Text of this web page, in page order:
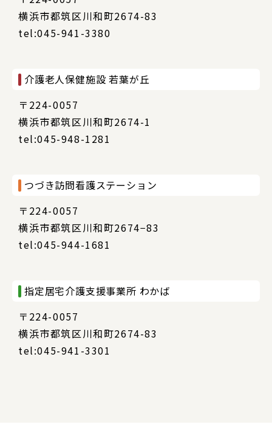
横浜市都筑区川和町2674-83
tel:045-941-3380
介護老人保健施設 若葉が丘
〒224-0057
横浜市都筑区川和町2674-1
tel:045-948-1281
つづき訪問看護ステーション
〒224-0057
横浜市都筑区川和町2674−83
tel:045-944-1681
指定居宅介護支援事業所 わかば
〒224-0057
横浜市都筑区川和町2674-83
tel:045-941-3301